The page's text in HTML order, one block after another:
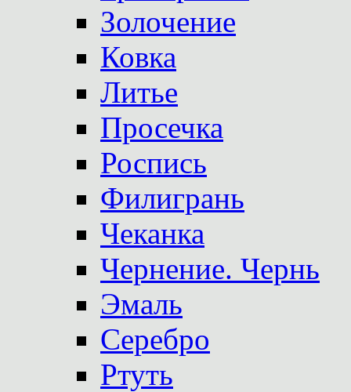
Золочение
Ковка
Литье
Просечка
Роспись
Филигрань
Чеканка
Чернение. Чернь
Эмаль
Серебро
Ртуть